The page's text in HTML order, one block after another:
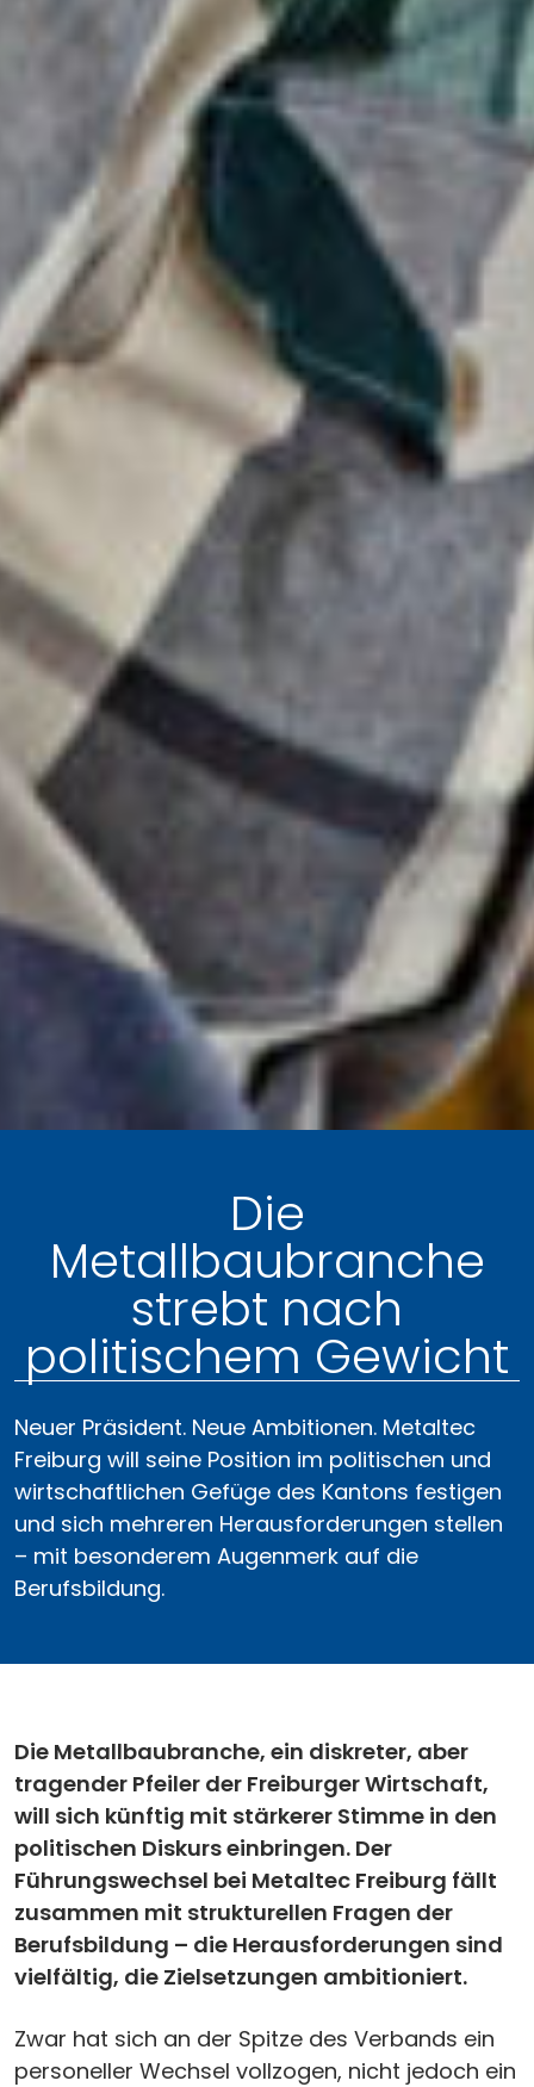
Die
Metallbaubranche
strebt nach
politischem Gewicht
Neuer Präsident. Neue Ambitionen. Metaltec
Freiburg will seine Position im politischen und
wirtschaftlichen Gefüge des Kantons festigen
und sich mehreren Herausforderungen stellen
– mit besonderem Augenmerk auf die
Berufsbildung.
Die Metallbaubranche, ein diskreter, aber
tragender Pfeiler der Freiburger Wirtschaft,
will sich künftig mit stärkerer Stimme in den
politischen Diskurs einbringen. Der
Führungswechsel bei Metaltec Freiburg fällt
zusammen mit strukturellen Fragen der
Berufsbildung – die Herausforderungen sind
vielfältig, die Zielsetzungen ambitioniert.
Zwar hat sich an der Spitze des Verbands ein
personeller Wechsel vollzogen, nicht jedoch ein